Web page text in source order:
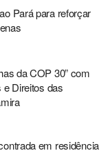
Pará para reforçar
da COP 30” com
Direitos das
em residência